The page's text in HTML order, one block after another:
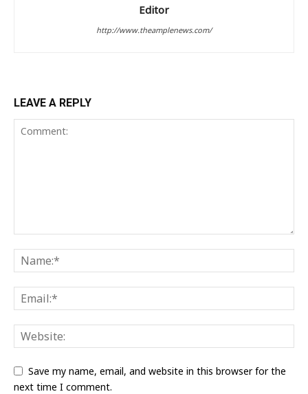
Editor
http://www.theamplenews.com/
LEAVE A REPLY
Save my name, email, and website in this browser for the
next time I comment.